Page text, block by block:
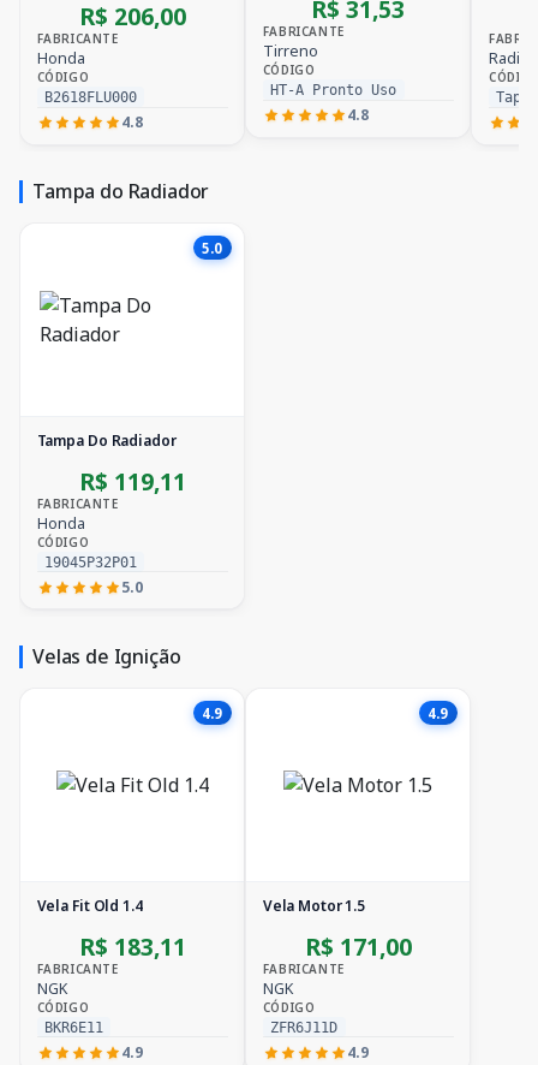
R$ 206,00
FABRICANTE
Honda
CÓDIGO
B2618FLU000
4.8
R$ 31,53
FABRICANTE
Tirreno
CÓDIGO
HT-A Pronto Uso
4.8
Radiex
Tap
Tampa do Radiador
5.0
Tampa Do Radiador
R$ 119,11
FABRICANTE
Honda
CÓDIGO
19045P32P01
5.0
Velas de Ignição
4.9
Vela Fit Old 1.4
R$ 183,11
FABRICANTE
NGK
CÓDIGO
BKR6E11
4.9
4.9
Vela Motor 1.5
R$ 171,00
FABRICANTE
NGK
CÓDIGO
ZFR6J11D
4.9